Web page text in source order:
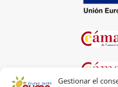
Gestionar el